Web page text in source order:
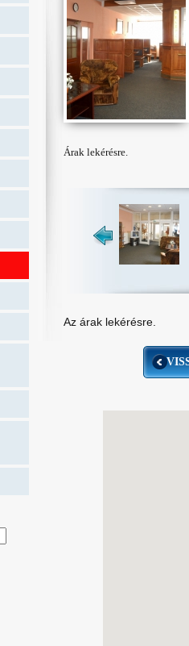
Árak lekérésre.
Az árak lekérésre.